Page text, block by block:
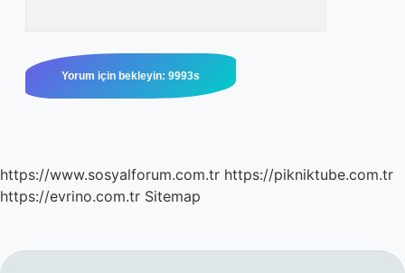
https://www.sosyalforum.com.tr https://pikniktube.com.tr
https://evrino.com.tr Sitemap